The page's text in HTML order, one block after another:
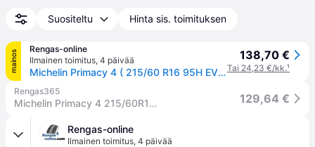
Suositeltu Hinta sis. toimituksen
mainos
Rengas-online
Ilmainen toimitus, 4 päivää
Michelin Primacy 4 ( 215/60 R16 95H EV Suitable )
138,70 €
Tai 24,23 €/kk.¹
Rengas365
Michelin Primacy 4 215/60R16 95H S1 Kesärenkaat 129,64 €
Rengas-online
Ilmainen toimitus, 4 päivää